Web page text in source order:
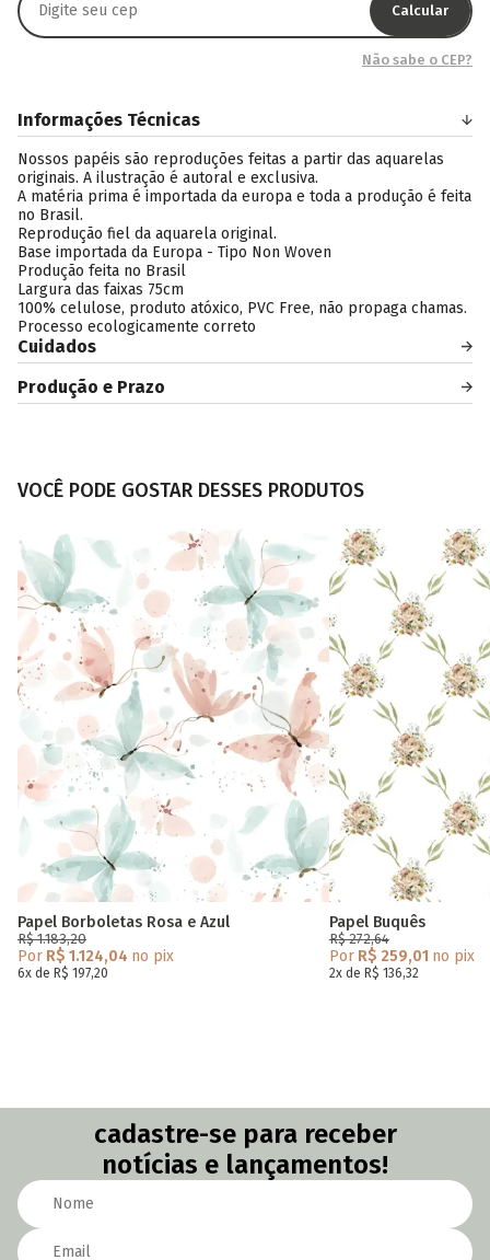
Calcular
Não sabe o CEP?
Informações Técnicas
Nossos papéis são reproduções feitas a partir das aquarelas
originais. A ilustração é autoral e exclusiva.
A matéria prima é importada da europa e toda a produção é feita
no Brasil.
Reprodução fiel da aquarela original.
Base importada da Europa - Tipo Non Woven
Produção feita no Brasil
Largura das faixas 75cm
100% celulose, produto atóxico, PVC Free, não propaga chamas.
Processo ecologicamente correto
Cuidados
Produção e Prazo
VOCÊ PODE GOSTAR DESSES PRODUTOS
Papel Borboletas Rosa e Azul
R$ 1.183,20
Por R$ 1.124,04 no pix
6x de R$ 197,20
Papel Buquês
R$ 272,64
PorR$ 259,01 no pix
2x de R$ 136,32
cadastre-se para receber
notícias e lançamentos!